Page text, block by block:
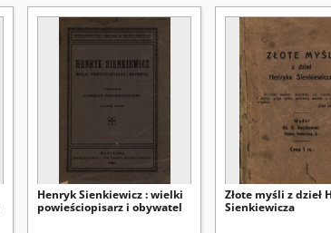
Henryk Sienkiewicz : wielki
powieściopisarz i obywatel
Złote myśli z dzieł
Sienkiewicza